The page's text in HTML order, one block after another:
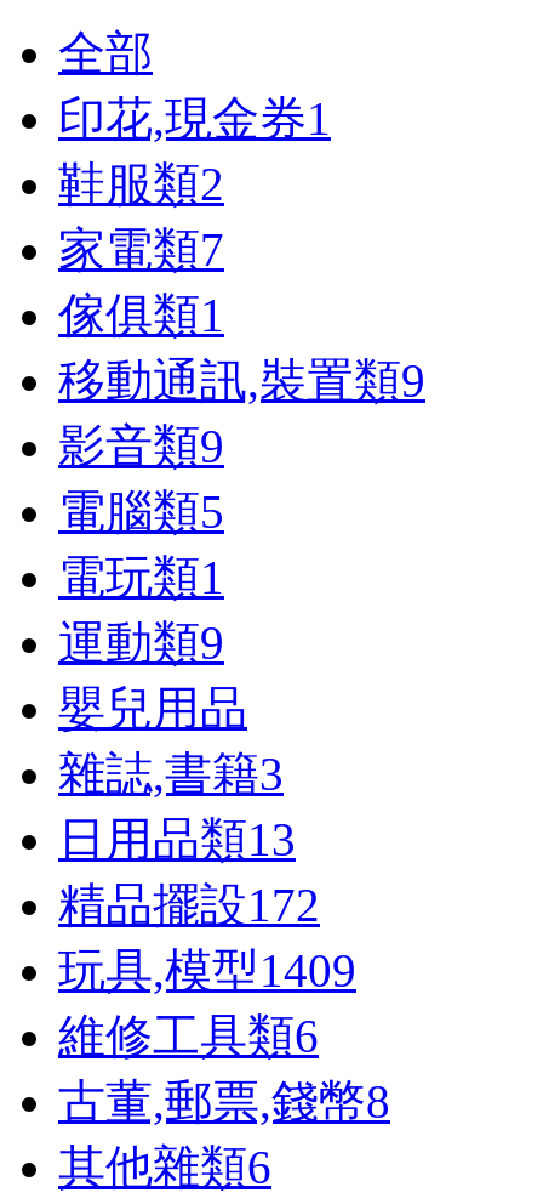
全部
印花,現金券1
鞋服類2
家電類7
傢俱類1
移動通訊,裝置類9
影音類9
電腦類5
電玩類1
運動類9
嬰兒用品
雜誌,書籍3
日用品類13
精品擺設172
玩具,模型1409
維修工具類6
古董,郵票,錢幣8
其他雜類6